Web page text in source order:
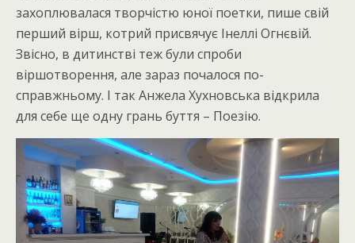
захоплювалася творчістю юної поетки, пише свій
перший вірш, котрий присвячує Інеллі Огнєвій.
Звісно, в дитинстві теж були спроби
віршотворення, але зараз почалося по-
справжньому. І так Анжела Хухновська відкрила
для себе ще одну грань буття – Поезію.